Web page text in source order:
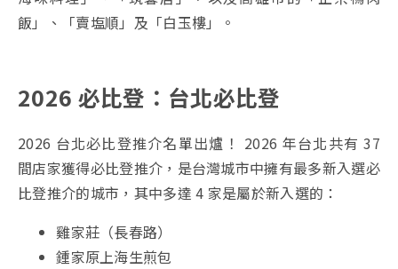
飯」、「賣塩順」及「白玉樓」。
2026 必比登：台北必比登
2026 台北必比登推介名單出爐！ 2026 年台北共有 37
間店家獲得必比登推介，是台灣城市中擁有最多新入選必
比登推介的城市，其中多達 4 家是屬於新入選的：
雞家莊（長春路）
鍾家原上海生煎包